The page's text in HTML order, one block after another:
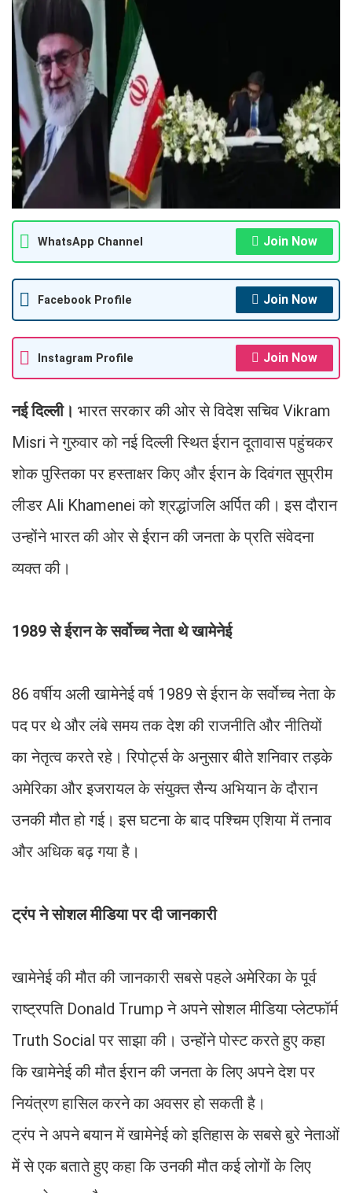
WhatsApp Channel Join Now
Facebook Profile Join Now
Instagram Profile Join Now
नई दिल्ली। भारत सरकार की ओर से विदेश सचिव Vikram
Misri ने गुरुवार को नई दिल्ली स्थित ईरान दूतावास पहुंचकर
शोक पुस्तिका पर हस्ताक्षर किए और ईरान के दिवंगत सुप्रीम
लीडर Ali Khamenei को श्रद्धांजलि अर्पित की। इस दौरान
उन्होंने भारत की ओर से ईरान की जनता के प्रति संवेदना
व्यक्त की।
1989 से ईरान के सर्वोच्च नेता थे खामेनेई
86 वर्षीय अली खामेनेई वर्ष 1989 से ईरान के सर्वोच्च नेता के
पद पर थे और लंबे समय तक देश की राजनीति और नीतियों
का नेतृत्व करते रहे। रिपोर्ट्स के अनुसार बीते शनिवार तड़के
अमेरिका और इजरायल के संयुक्त सैन्य अभियान के दौरान
उनकी मौत हो गई। इस घटना के बाद पश्चिम एशिया में तनाव
और अधिक बढ़ गया है।
ट्रंप ने सोशल मीडिया पर दी जानकारी
खामेनेई की मौत की जानकारी सबसे पहले अमेरिका के पूर्व
राष्ट्रपति Donald Trump ने अपने सोशल मीडिया प्लेटफॉर्म
Truth Social पर साझा की। उन्होंने पोस्ट करते हुए कहा
कि खामेनेई की मौत ईरान की जनता के लिए अपने देश पर
नियंत्रण हासिल करने का अवसर हो सकती है।
ट्रंप ने अपने बयान में खामेनेई को इतिहास के सबसे बुरे नेताओं
में से एक बताते हुए कहा कि उनकी मौत कई लोगों के लिए